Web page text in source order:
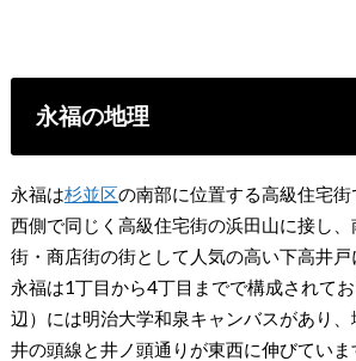
永福の地理
永福は杉並区の南部に位置する高級住宅街
西側で同じく高級住宅街の浜田山に接し
街・商店街の街として人気の高い下高井戸
永福は1丁目から4丁目までで構成されて
辺）には明治大学和泉キャンバスがあり
井の頭線と井ノ頭通りが東西に伸びていま